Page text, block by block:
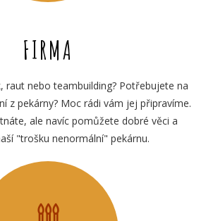
FIRMA
raut nebo teambuilding? Potřebujete na
z pekárny? Moc rádi vám jej připravíme.
ale navíc pomůžete dobré věci a
"trošku nenormální" pekárnu.